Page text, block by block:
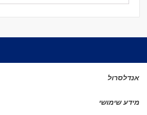
אנדלסרול
מידע שימושי